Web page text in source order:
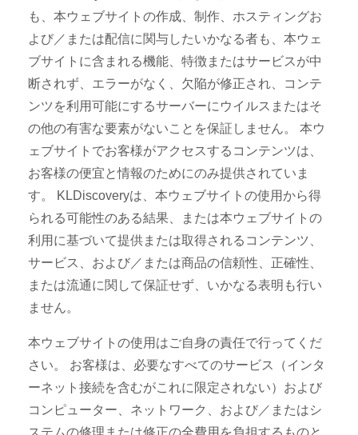
も、本ウェブサイトの作成、制作、ホスティングお
よび／または配信に関与したいかなる者も、本ウェ
ブサイトに含まれる機能、特徴またはサービスが中
断されず、エラーがなく、欠陥が修正され、コンテ
ンツを利用可能にするサーバーにウイルスまたはそ
の他の有害な要素がないことを保証しません。 本ウ
ェブサイトでお客様がアクセスするコンテンツは、
お客様の便宜と情報のためにのみ提供されていま
す。 KLDiscoveryは、本ウェブサイトの使用から得
られる可能性のある結果、または本ウェブサイトの
利用に基づいて提供または取得されるコンテンツ、
サービス、および／または商品の信頼性、正確性、
または流通に関して保証せず、いかなる表明も行い
ません。
本ウェブサイトの使用はご自身の責任で行ってくだ
さい。 お客様は、必要なすべてのサービス（インタ
ーネット接続を含むがこれに限定されない）および
コンピューター、ネットワーク、および／またはシ
ステムの修理または修正の全費用を負担するものと